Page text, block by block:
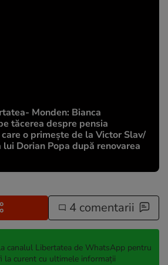
Monden: Bianca
tăcerea despre pensia
o primește de la Victor Slav/
Dorian Popa după renovarea
4 comentarii
canalul Libertatea de WhatsApp pentru
la curent cu ultimele informații